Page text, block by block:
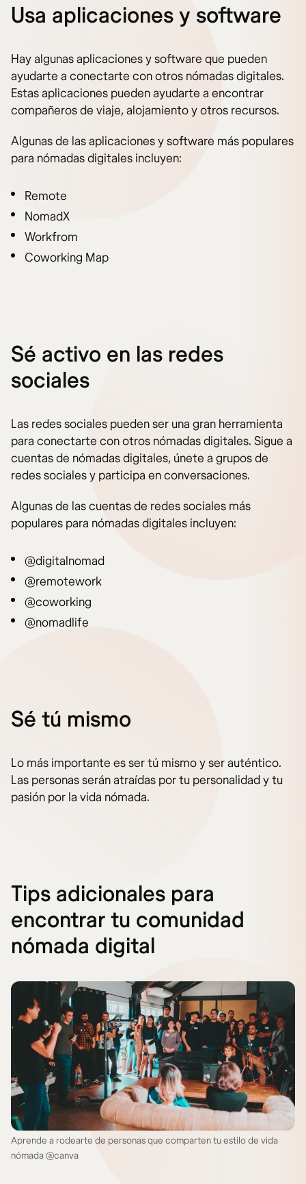
Usa aplicaciones y software
Hay algunas aplicaciones y software que pueden
ayudarte a conectarte con otros nómadas digitales.
Estas aplicaciones pueden ayudarte a encontrar
compañeros de viaje, alojamiento y otros recursos.
Algunas de las aplicaciones y software más populares
para nómadas digitales incluyen:
Remote
NomadX
Workfrom
Coworking Map
Sé activo en las redes
sociales
Las redes sociales pueden ser una gran herramienta
para conectarte con otros nómadas digitales. Sigue a
cuentas de nómadas digitales, únete a grupos de
redes sociales y participa en conversaciones.
Algunas de las cuentas de redes sociales más
populares para nómadas digitales incluyen:
@digitalnomad
@remotework
@coworking
@nomadlife
Sé tú mismo
Lo más importante es ser tú mismo y ser auténtico.
Las personas serán atraídas por tu personalidad y tu
pasión por la vida nómada.
Tips adicionales para
encontrar tu comunidad
nómada digital
Aprende a rodearte de personas que comparten tu estilo de vida
nómada @canva